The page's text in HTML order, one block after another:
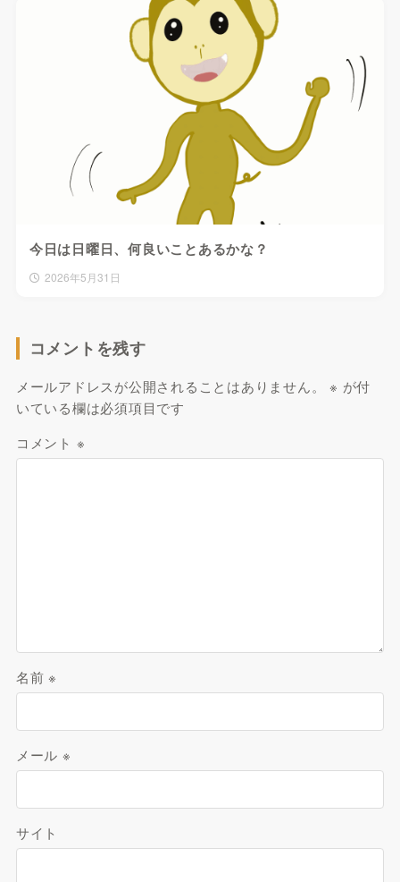
今日は日曜日、何良いことあるかな？
2026年5月31日
コメントを残す
メールアドレスが公開されることはありません。 ※ が付
いている欄は必須項目です
コメント ※
名前※
メール ※
サイト